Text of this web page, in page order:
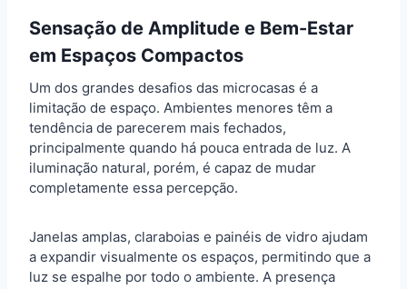
Sensação de Amplitude e Bem-Estar
em Espaços Compactos
Um dos grandes desafios das microcasas é a
limitação de espaço. Ambientes menores têm a
tendência de parecerem mais fechados,
principalmente quando há pouca entrada de luz. A
iluminação natural, porém, é capaz de mudar
completamente essa percepção.
Janelas amplas, claraboias e painéis de vidro ajudam
a expandir visualmente os espaços, permitindo que a
luz se espalhe por todo o ambiente. A presença